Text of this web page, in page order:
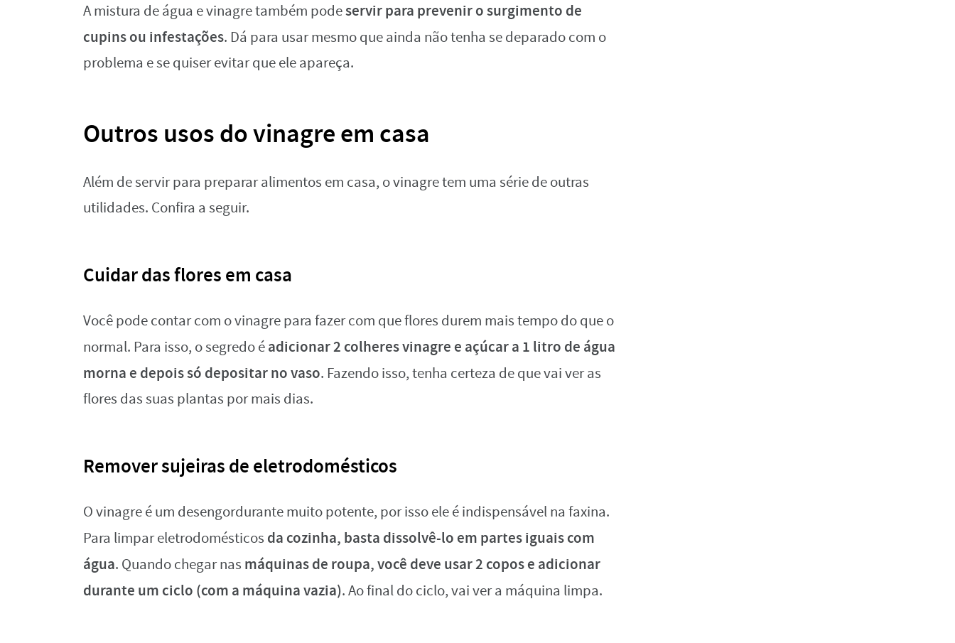
A mistura de água e vinagre também podeservir para prevenir o surgimento de
cupins ou infestações. Dá para usar mesmo que ainda não tenha se deparado com o
problema e se quiser evitar que ele apareça.
Outros usos do vinagre em casa
Além de servir para preparar alimentos em casa, o vinagre tem uma série de outras
utilidades. Confira a seguir.
Cuidar das flores em casa
Você pode contar com o vinagre para fazer com que flores durem mais tempo do que o
normal. Para isso, o segredo éadicionar 2 colheres vinagre e açúcar a 1 litro de água
morna e depois só depositar no vaso. Fazendo isso, tenha certeza de que vai ver as
flores das suas plantas por mais dias.
Remover sujeiras de eletrodomésticos
O vinagre é um desengordurante muito potente, por isso ele é indispensável na faxina.
Para limpar eletrodomésticos da cozinha, basta dissolvê-lo em partes iguais com
água. Quando chegar nas máquinas de roupa, você deve usar 2 copos e adicionar
durante um ciclo (com a máquina vazia). Ao final do ciclo, vai ver a máquina limpa.